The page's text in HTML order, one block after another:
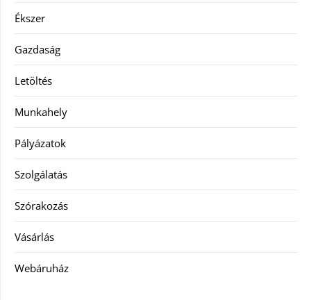
Ékszer
Gazdaság
Letöltés
Munkahely
Pályázatok
Szolgálatás
Szórakozás
Vásárlás
Webáruház